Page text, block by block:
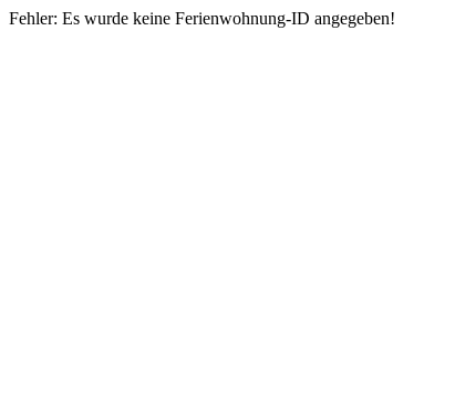
Fehler: Es wurde keine Ferienwohnung-ID angegeben!